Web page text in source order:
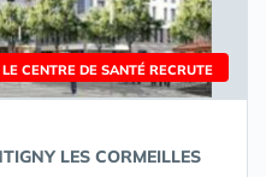
LE CENTRE DE SANTÉ RECRUTE
LES CORMEILLES